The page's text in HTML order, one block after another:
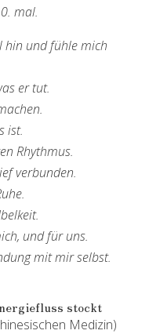
mal.
hin und fühle mich
er tut.
ist.
Rhythmus.
verbunden.
und für uns.
mit mir selbst.
stockt
Medizin)